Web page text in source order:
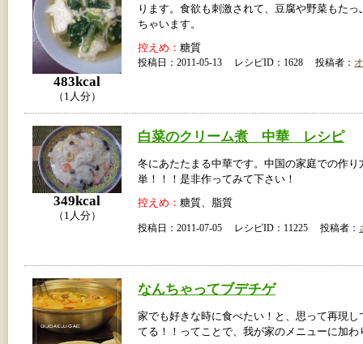
483kcal
（1人分）
ります。食欲も刺激されて、豆腐や野菜もたっ
ちゃいます。
控えめ： 糖質
投稿日：2011-05-13 レシピID：1628 投稿者：
349kcal
（1人分）
白菜のクリーム煮 中華 レシピ
冬にあたたまる中華です。中国の家庭での作り
単！！！是非作ってみて下さい！
控えめ： 糖質、脂質
投稿日：2011-07-05 レシピID：11225 投稿者：
なんちゃってブデチゲ
家でも好きな時に食べたい！と、思って再現
てる！！ってことで、我が家のメニューに加わ